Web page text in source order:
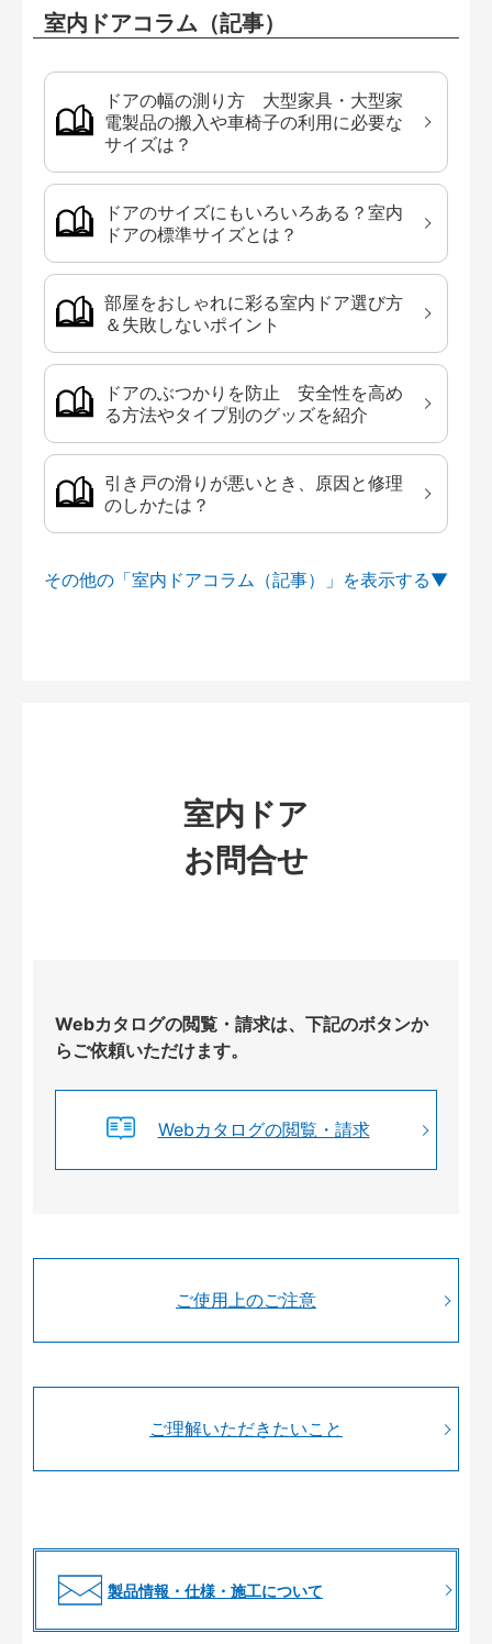
室内ドアコラム（記事）
ドアの幅の測り方 大型家具・大型家
電製品の搬入や車椅子の利用に必要な
サイズは？
ドアのサイズにもいろいろある？室内
ドアの標準サイズとは？
部屋をおしゃれに彩る室内ドア選び方
＆失敗しないポイント
ドアのぶつかりを防止 安全性を高め
る方法やタイプ別のグッズを紹介
引き戸の滑りが悪いとき、原因と修理
のしかたは？
その他の「室内ドアコラム（記事）」を
室内ドア
お問合せ
Webカタログの閲覧・請求は、下記のボタンか
らご依頼いただけます。
Webカタログの閲覧・請求
ご使用上のご注意
ご理解いただきたいこと
製品情報・仕様・施工について